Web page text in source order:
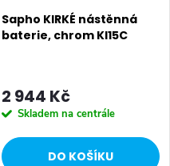
Sapho KIRKÉ nástěnná
baterie, chrom KI15C
2 944 Kč
Skladem na centrále
DO KOŠÍKU